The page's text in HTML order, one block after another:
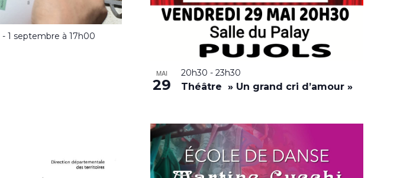
- 1 septembre à 17h00
MAI
29
20h30 - 23h30
Théâtre » Un grand cri d’amour »